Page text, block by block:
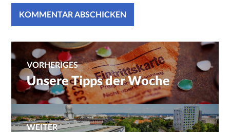
Beitragsnavigation
VORHERIGES
Vorheriger
Beitrag:
Unsere Tipps der Woche
WEITER